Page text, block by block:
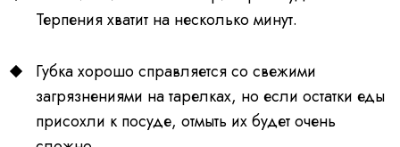
Терпения хватит на несколько минут.
Губка хорошо справляется со свежими
загрязнениями на тарелках, но если остатки еды
присохли к посуде, отмыть их будет очень